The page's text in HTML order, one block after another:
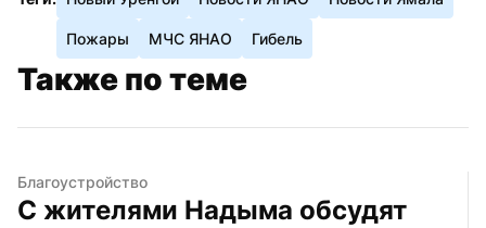
Пожары МЧС ЯНАО Гибель
Также по теме
Благоустройство
С жителями Надыма обсудят